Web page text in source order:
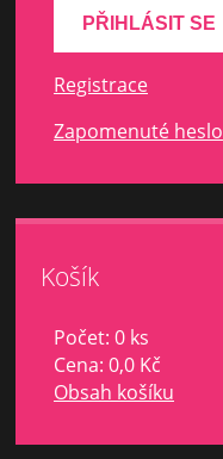
Registrace
Zapomenuté heslo
Košík
Počet: 0 ks
Cena: 0,0 Kč
Obsah košíku